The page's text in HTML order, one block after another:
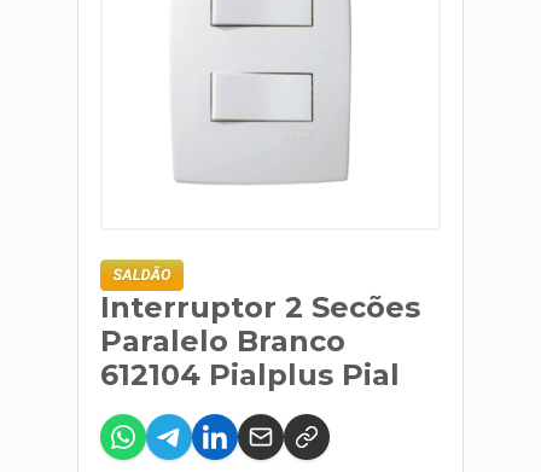
Interruptor 2 Secões
Paralelo Branco
612104 Pialplus Pial